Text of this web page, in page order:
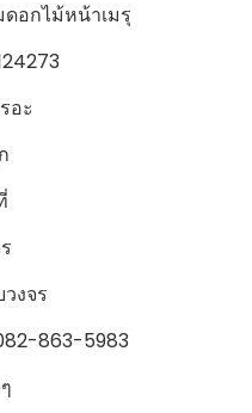
อกไม้หน้าเมรุ
อะ
งจร
863-5983